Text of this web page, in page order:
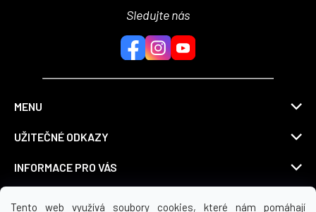
Tento web využívá soubory cookies, které nám pomáhají
Sledujte nás
MENU
UŽITEČNÉ ODKAZY
INFORMACE PRO VÁS